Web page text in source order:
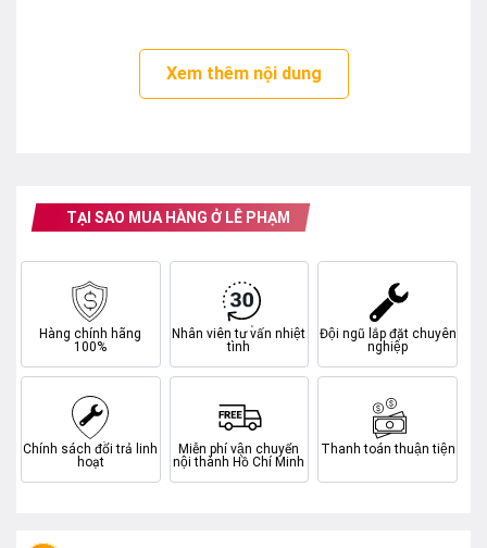
Tận hưởng cảm giác thoải mái
nước xả thông thường, hiệu
quả lưu giữ mùi hương tăng
bỏ mùi hôi gây khó chịu lên
đến 40%.
Bọt siêu mịn đáng
bay vết bẩn dễ dàng
tạo bọt siêu mịn, đậm
đặc len lỏi sâu vào
từng sợi vải để đánh
bay các vết bẩn cứng
Xem thêm nội dung
TẠI SAO MUA HÀNG Ở LÊ PHẠM
Hàng chính hãng
100%
Nhân viên tư vấn nhiệt
tình
Đội ngũ lắp đặt chuyên
nghiệp
Chính sách đổi trả linh
hoạt
Miễn phí vận chuyển
nội thành Hồ Chí Minh
Thanh toán thuận tiện